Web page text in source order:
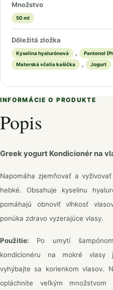
Množstvo
50 ml
Dôležitá zložka
Kyselina hyalurónová , Pantenol
Materská včelia kašička , Jogurt
INFORMÁCIE O PRODUKTE
Popis
Greek yogurt Kondicionér na
Napomáha zjemňovať a
hebké. Obsahuje kyselinu
pomáhajú obnoviť vlhkosť
ponúka zdravo vyzerajúce vlasy.
Použitie: Po umytí
kondicionéru na mokré vlasy
vyhýbajte sa korienkom vlasov.
opláchnite veľkým množstvom